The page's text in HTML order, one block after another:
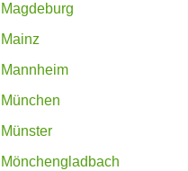
Magdeburg
Mainz
Mannheim
München
Münster
Mönchengladbach